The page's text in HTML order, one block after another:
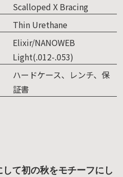
Scalloped X Bracing
Thin Urethane
Elixir/NANOWEB
Light(.012-.053)
ハードケース、レンチ、保
証書
て初の秋をモチーフにし